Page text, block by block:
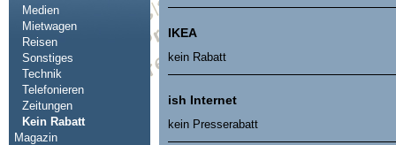
Medien
Mietwagen
Reisen
Sonstiges
Technik
Telefonieren
Zeitungen
Kein Rabatt
Magazin
IKEA
kein Rabatt
ish Internet
kein Presserabatt